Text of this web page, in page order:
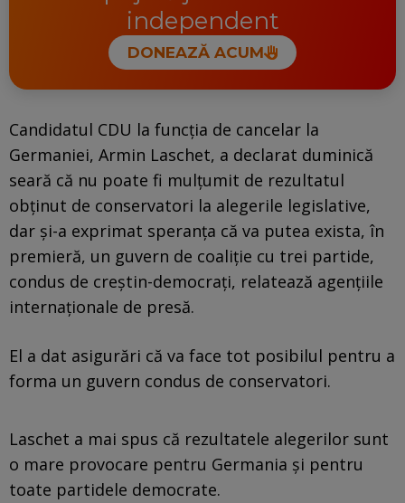
independent
DONEAZĂ ACUM
Candidatul CDU la funcţia de cancelar la
Germaniei, Armin Laschet, a declarat duminică
seară că nu poate fi mulţumit de rezultatul
obţinut de conservatori la alegerile legislative,
dar şi-a exprimat speranţa că va putea exista, în
premieră, un guvern de coaliţie cu trei partide,
condus de creştin-democraţi, relatează agenţiile
internaţionale de presă.
El a dat asigurări că va face tot posibilul pentru a
forma un guvern condus de conservatori.
Laschet a mai spus că rezultatele alegerilor sunt
o mare provocare pentru Germania şi pentru
toate partidele democrate.